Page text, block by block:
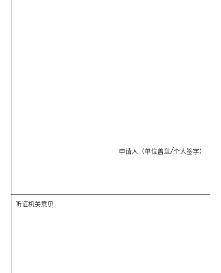
申请人（单位盖章/个人签字）
听证机关意见